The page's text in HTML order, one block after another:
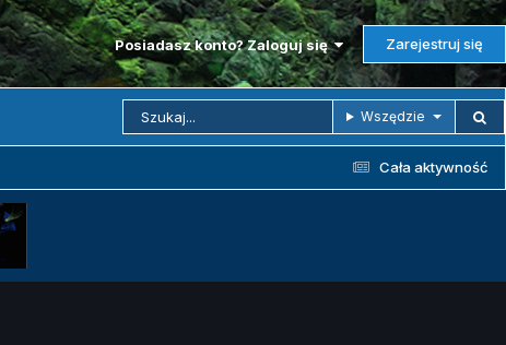
Posiadasz konto? Zaloguj się Zarejestruj się
Wszędzie
Cała aktywność